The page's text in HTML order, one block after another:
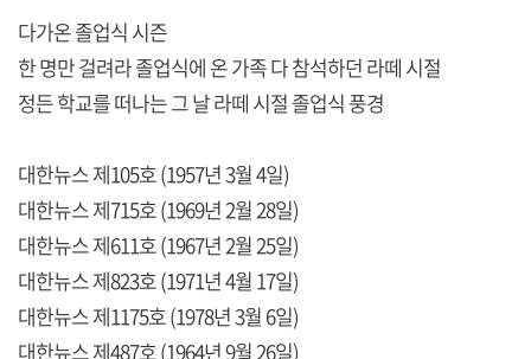
다가온 졸업식 시즌
한 명만 걸려라 졸업식에 온 가족 다 참석하던 라떼 시절
정든 학교를 떠나는 그 날 라떼 시절 졸업식 풍경
대한뉴스 제105호 (1957년 3월 4일)
대한뉴스 제715호 (1969년 2월 28일)
대한뉴스 제611호 (1967년 2월 25일)
대한뉴스 제823호 (1971년 4월 17일)
대한뉴스 제1175호 (1978년 3월 6일)
대한뉴스 제487호 (1964년 9월 26일)